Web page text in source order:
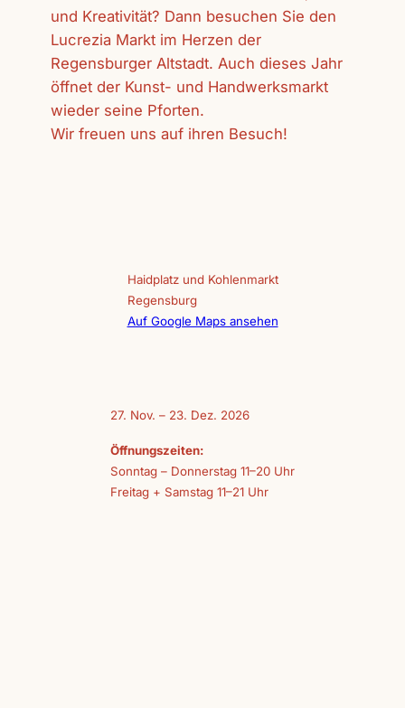
und Kreativität? Dann besuchen Sie den
Lucrezia Markt im Herzen der
Regensburger Altstadt. Auch dieses Jahr
öffnet der Kunst- und Handwerksmarkt
wieder seine Pforten.
Wir freuen uns auf ihren Besuch!
Haidplatz und Kohlenmarkt
Regensburg
Auf Google Maps ansehen
27. Nov. – 23. Dez. 2026
Öffnungszeiten:
Sonntag – Donnerstag 11–20 Uhr
Freitag + Samstag 11–21 Uhr